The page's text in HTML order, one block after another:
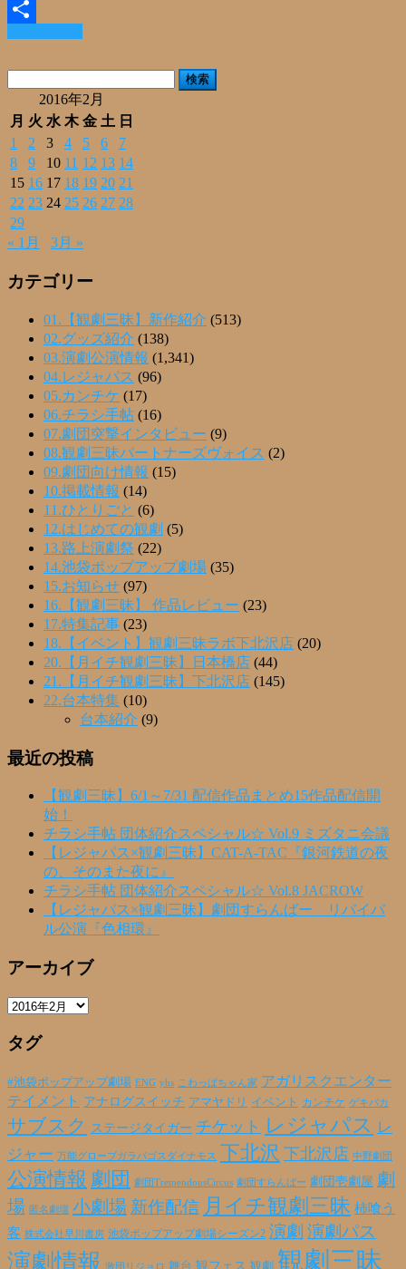
Email
共
有
2016年2月
月 火 水 木 金 土 日
1
2 3 4 5 6
7
8
9 10 11 12 13 14
15 16 17 18 19 20 21
22 23 24 25 26 27 28
29
« 1月
3月 »
カテゴリー
01.【観劇三昧】新作紹介 (513)
02.グッズ紹介 (138)
03.演劇公演情報 (1,341)
04.レジャパス (96)
05.カンチケ (17)
06.チラシ手帖 (16)
07.劇団突撃インタビュー (9)
08.観劇三昧パートナーズヴォイス (2)
09.劇団向け情報 (15)
10.掲載情報 (14)
11.ひとりごと (6)
12.はじめての観劇 (5)
13.路上演劇祭 (22)
14.池袋ポップアップ劇場 (35)
15.お知らせ (97)
16.【観劇三昧】 作品レビュー (23)
17.特集記事 (23)
18.【イベント】観劇三昧ラボ下北沢店 (20)
20.【月イチ観劇三昧】日本橋店 (44)
21.【月イチ観劇三昧】下北沢店 (145)
22.台本特集 (10)
台本紹介 (9)
最近の投稿
【観劇三昧】6/1～7/31 配信作品まとめ15作品配信開
始！
チラシ手帖 団体紹介スペシャル☆ Vol.9 ミズタニ会議
【レジャパス×観劇三昧】CAT-A-TAC『銀河鉄道の夜
の、そのまた夜に』
チラシ手帖 団体紹介スペシャル☆ Vol.8 JACROW
【レジャパス×観劇三昧】劇団すらんばー リバイバ
ル公演『色相環』
アーカイブ
ア
カ
ブ
タグ
#池袋ポップアップ劇場 ENG yhs こわっぱちゃん家 アガリスクエンター
テイメント アナログスイッチ アマヤドリ イベント カンチケ ゲキバカ
サブスク ステージタイガー チケット レジャパス レ
ジャー 万能グローブガラパゴスダイナモス 下北沢 下北沢店 中野劇団
公演情報 劇団 劇団TremendousCircus 劇団すらんばー 劇団壱劇屋 劇
場 匿名劇壇 小劇場 新作配信 月イチ観劇三昧 柿喰う
客 株式会社早川書房 池袋ポップアップ劇場シーズン2 演劇 演劇パス
演劇情報 激団リジョロ 観フェス 観劇 観劇三昧